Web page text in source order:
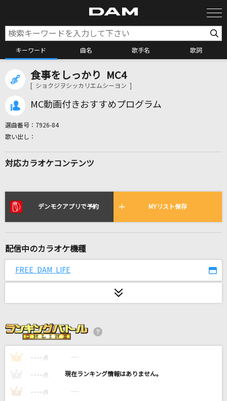
キーワード 曲名 歌手名 歌詞
カラオケ検索
リアルタイムで歌われている曲の一覧
ユニバーサル・バニー
シェリル・ノーム starring May'n
恋風邪にのせて
Vaundy
イケナイ太陽
ORANGE RANGE
Heart of glass
城田優(U)
食事をしっかり MC4
[ ショクジヲシッカリエムシーヨン ]
MC動画付きおすすめプログラム
選曲番号： 7926-84
対応カラオケコンテンツ
デンモクアプリで予約 MYリスト保存
配信中のカラオケ機種
FREE DAM LIFE
1 ---- 点 ----
---- 点 ----
3 ---- 点 ----